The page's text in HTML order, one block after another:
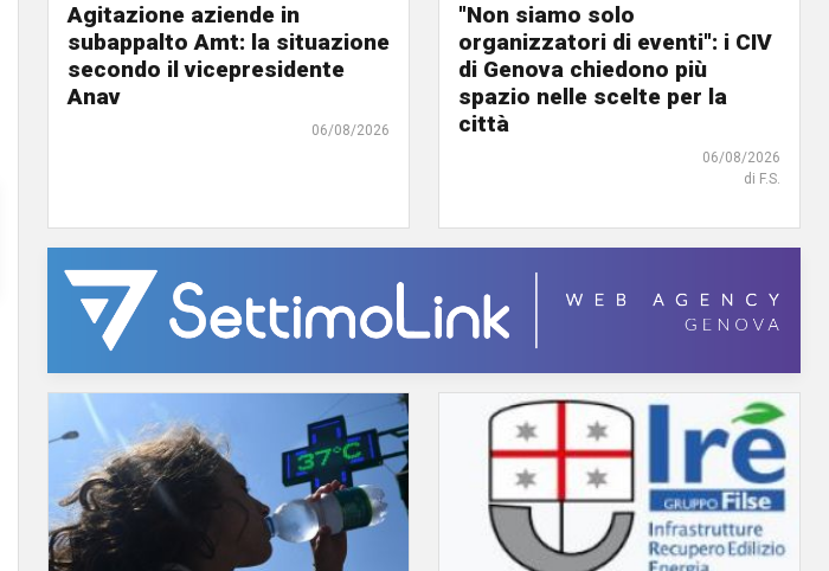
Agitazione aziende in
subappalto Amt: la situazione
secondo il vicepresidente
Anav
06/08/2026
"Non siamo solo
organizzatori di eventi": i CIV
di Genova chiedono più
spazio nelle scelte per la
città
06/08/2026
di F.S.